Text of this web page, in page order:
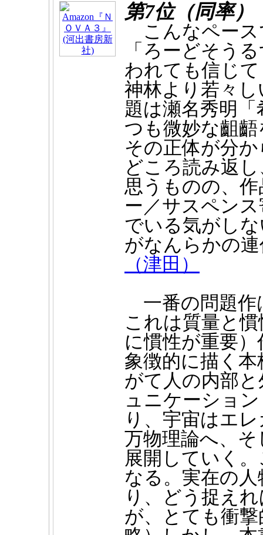
第7位（同率）
こんなペース
「ろーどそう
われても信じ
神林より若々
題は瀬名秀明
つも微妙な齟
その正体が分
どころ読み返
思うものの、
ー／サスペン
でいる気がし
がなんらかの
（津田）
一番の問題作
これは質量と
に慣性が重要
象徴的に描く
がて人の内部
ュニケーショ
り、宇宙はエ
万物理論へ、
展開していく
なる。実在の
り、どう捉え
が、とても衝